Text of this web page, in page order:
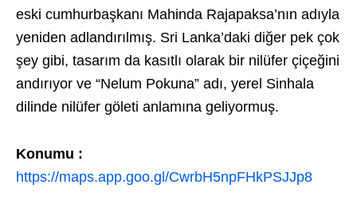
eski cumhurbaşkanı Mahinda Rajapaksa’nın adıyla
yeniden adlandırılmış. Sri Lanka’daki diğer pek çok
şey gibi, tasarım da kasıtlı olarak bir nilüfer çiçeğini
andırıyor ve “Nelum Pokuna” adı, yerel Sinhala
dilinde nilüfer göleti anlamına geliyormuş.
Konumu :
https://maps.app.goo.gl/CwrbH5npFHkPSJJp8